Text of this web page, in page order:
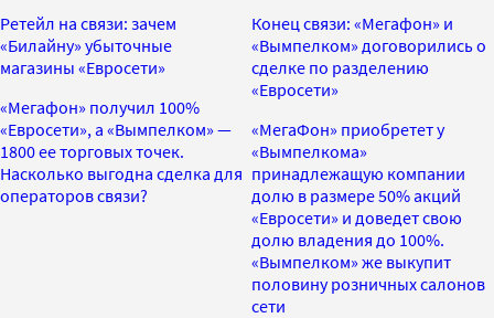
Ретейл на связи: зачем
«Билайну» убыточные
магазины «Евросети»
«Мегафон» получил 100%
«Евросети», а «Вымпелком» —
1800 ее торговых точек.
Насколько выгодна сделка для
операторов связи?
Конец связи: «Мегафон» и
«Вымпелком» договорились о
сделке по разделению
«Евросети»
«МегаФон» приобретет у
«Вымпелкома»
принадлежащую компании
долю в размере 50% акций
«Евросети» и доведет свою
долю владения до 100%.
«Вымпелком» же выкупит
половину розничных салонов
сети